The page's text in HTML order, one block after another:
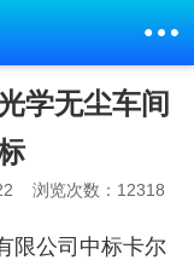
学无尘车间
浏览次数：12318
公司 中标卡尔